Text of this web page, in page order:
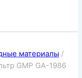
материалы /
GMP GA-1986